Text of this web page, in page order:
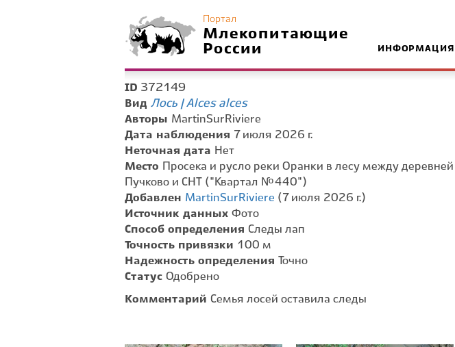
Портал
Млекопитающие
России
ИНФОРМАЦИЯ
ID 372149
Вид Лось | Alces alces
Авторы MartinSurRiviere
Дата наблюдения 7 июля 2026 г.
Неточная дата Нет
Место
Просека и русло реки Оранки в лесу между деревней
Пучково и СНТ ("Квартал №440")
Добавлен MartinSurRiviere (7 июля 2026 г.)
Источник данных Фото
Способ определения Следы лап
Точность привязки 100 м
Надежность определения
Точно
Статус Одобрено
Комментарий Семья лосей оставила следы